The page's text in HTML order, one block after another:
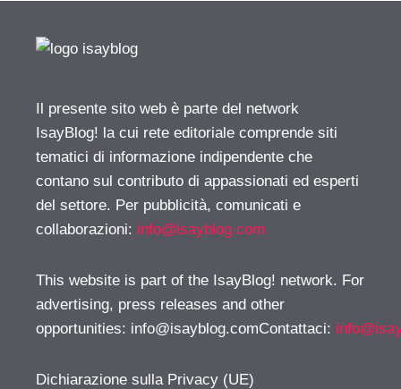
Il presente sito web è parte del network
IsayBlog! la cui rete editoriale comprende siti
tematici di informazione indipendente che
contano sul contributo di appassionati ed esperti
del settore. Per pubblicità, comunicati e
collaborazioni: info@isayblog.com
This website is part of the IsayBlog! network. For
advertising, press releases and other
opportunities: info@isayblog.comContattaci:
Dichiarazione sulla Privacy (UE)